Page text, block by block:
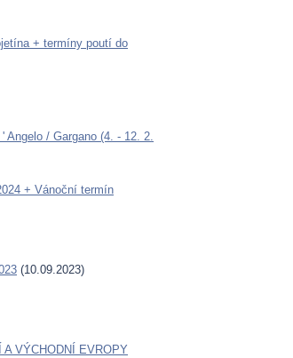
+ termíny poutí do
/ Gargano (4. - 12. 2.
+ Vánoční termín
(10.09.2023)
VÝCHODNÍ EVROPY